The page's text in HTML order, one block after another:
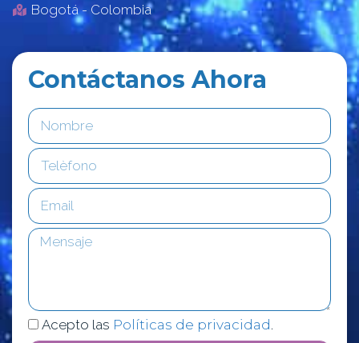
Bogotá - Colombia
Contáctanos Ahora
Acepto las Políticas de privacidad.